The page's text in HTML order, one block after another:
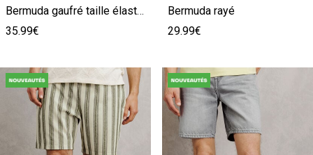
Bermuda gaufré taille élastiquée
35.99€
Bermuda rayé
29.99€